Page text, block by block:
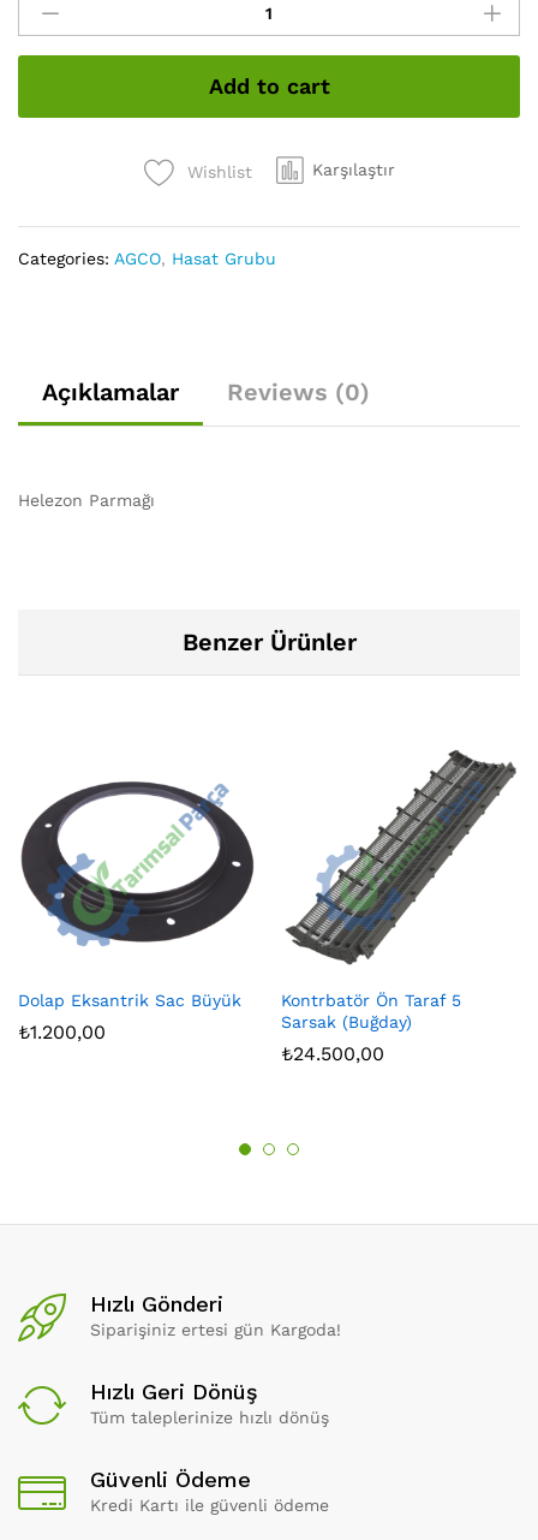
Parmağı
quantity
Add to cart
Wishlist Karşılaştır
Categories: AGCO, Hasat Grubu
Açıklamalar Reviews (0)
Helezon Parmağı
Benzer Ürünler
Dolap Eksantrik Sac Büyük
₺1.200,00
Kontrbatör Ön Taraf 5
Sarsak (Buğday)
₺24.500,00
Hızlı Gönderi
Siparişiniz ertesi gün Kargoda!
Hızlı Geri Dönüş
Tüm taleplerinize hızlı dönüş
Güvenli Ödeme
Kredi Kartı ile güvenli ödeme